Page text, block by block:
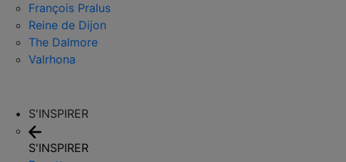
François Pralus
Reine de Dijon
The Dalmore
Valrhona
S'INSPIRER
S'INSPIRER